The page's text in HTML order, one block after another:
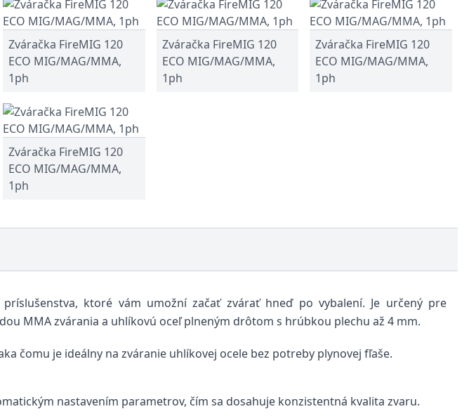
Zváračka FireMIG 120
ECO MIG/MAG/MMA,
1ph
Zváračka FireMIG 120
ECO MIG/MAG/MMA,
1ph
Zváračka FireMIG 120
ECO MIG/MAG/MMA,
1ph
Zváračka FireMIG 120
ECO MIG/MAG/MMA,
1ph
ktoré vám umožní začať zvárať hneď po vybalení. Je určený pre
MMA zvárania a uhlíkovú oceľ plneným drôtom s hrúbkou plechu až 4 mm.
čomu je ideálny na zváranie uhlíkovej ocele bez potreby plynovej fľaše.
nastavením parametrov, čím sa dosahuje konzistentná kvalita zvaru.